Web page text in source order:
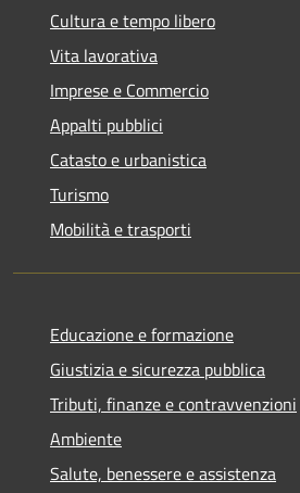
Cultura e tempo libero
Vita lavorativa
Imprese e Commercio
Appalti pubblici
Catasto e urbanistica
Turismo
Mobilità e trasporti
Educazione e formazione
Giustizia e sicurezza pubblica
Tributi, finanze e contravvenzioni
Ambiente
Salute, benessere e assistenza